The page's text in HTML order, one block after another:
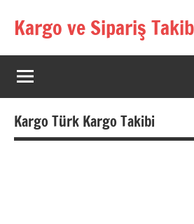
Kargo ve Sipariş
Kargo
Takip
Rehberi
Kargo Türk Kargo Takibi